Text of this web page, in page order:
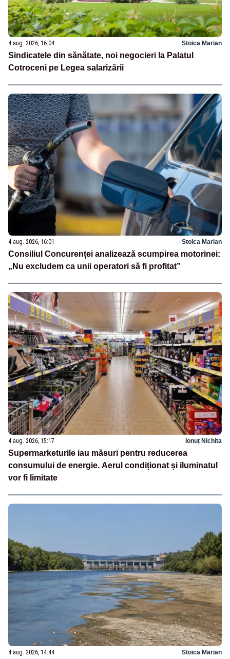
4 aug. 2026, 16:04 Stoica Marian
Sindicatele din sănătate, noi negocieri la Palatul
Cotroceni pe Legea salarizării
4 aug. 2026, 16:01 Stoica Marian
Consiliul Concurenței analizează scumpirea motorinei:
„Nu excludem ca unii operatori să fi profitat”
4 aug. 2026, 15:17 Ionuț Nichita
Supermarketurile iau măsuri pentru reducerea
consumului de energie. Aerul condiționat și iluminatul
vor fi limitate
4 aug. 2026, 14:44 Stoica Marian